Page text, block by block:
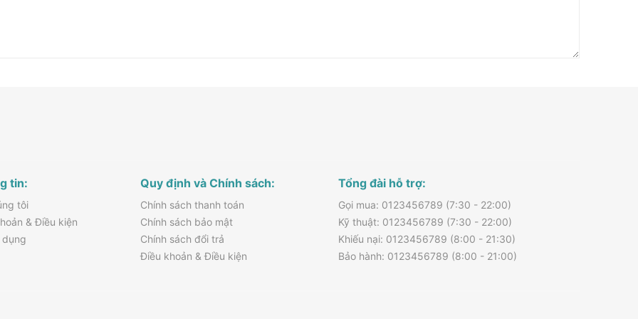
xử lý âm thanh
người chuyên
và tích hợp USB thu âm tiện
hảo cho mọi nhu cầu âm
là kỹ thuật viên âm thanh,
chỉ cần một mixer gọn nhẹ –
tin:
tôi
& Điều kiện
dụng
Quy định và Chính sách:
Chính sách thanh toán
Chính sách bảo mật
Chính sách đổi trả
Điều khoản & Điều kiện
Tổng đài hỗ trợ:
Gọi mua: 0123456789 (7:30 - 22:00)
Kỹ thuật: 0123456789 (7:30 - 22:00)
Khiếu nại: 0123456789 (8:00 - 21:30)
Bảo hành: 0123456789 (8:00 - 21:00)